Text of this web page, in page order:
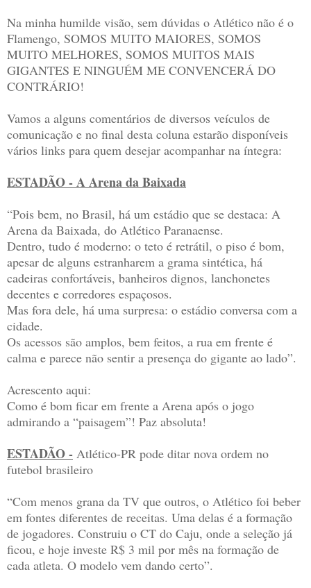
Na minha humilde visão, sem dúvidas o Atlético não é o
Flamengo, SOMOS MUITO MAIORES, SOMOS
MUITO MELHORES, SOMOS MUITOS MAIS
GIGANTES E NINGUÉM ME CONVENCERÁ DO
CONTRÁRIO!
Vamos a alguns comentários de diversos veículos de
comunicação e no final desta coluna estarão disponíveis
vários links para quem desejar acompanhar na íntegra:
ESTADÃO - A Arena da Baixada
“Pois bem, no Brasil, há um estádio que se destaca: A
Arena da Baixada, do Atlético Paranaense.
Dentro, tudo é moderno: o teto é retrátil, o piso é bom,
apesar de alguns estranharem a grama sintética, há
cadeiras confortáveis, banheiros dignos, lanchonetes
decentes e corredores espaçosos.
Mas fora dele, há uma surpresa: o estádio conversa com a
cidade.
Os acessos são amplos, bem feitos, a rua em frente é
calma e parece não sentir a presença do gigante ao lado”.
Acrescento aqui:
Como é bom ficar em frente a Arena após o jogo
admirando a “paisagem”! Paz absoluta!
ESTADÃO - Atlético-PR pode ditar nova ordem no
futebol brasileiro
“Com menos grana da TV que outros, o Atlético foi beber
em fontes diferentes de receitas. Uma delas é a formação
de jogadores. Construiu o CT do Caju, onde a seleção já
ficou, e hoje investe R$ 3 mil por mês na formação de
cada atleta. O modelo vem dando certo”.